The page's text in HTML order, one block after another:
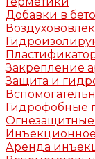
Добавки в
Закрепление
Защита и
Гидрофобные
Огнезащитные
Аренда